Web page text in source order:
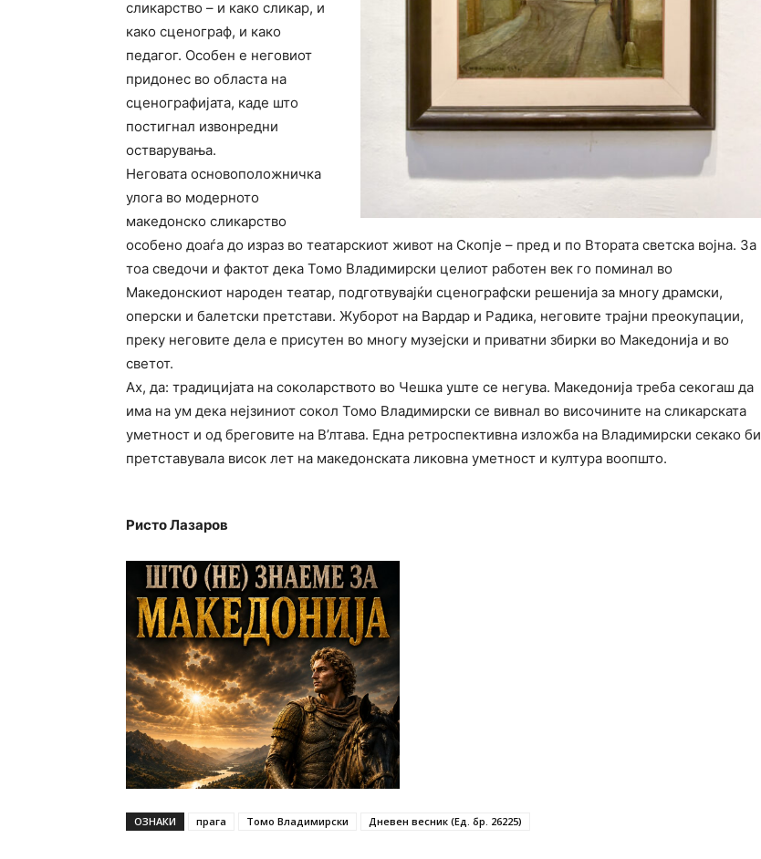
сликарство – и како сликар, и
како сценограф, и како
педагог. Особен е неговиот
придонес во областа на
сценографијата, каде што
постигнал извонредни
остварувања.
Неговата основоположничка
улога во модерното
македонско сликарство
особено доаѓа до израз во театарскиот живот на Скопје – пред и по Втората светска војна. За
тоа сведочи и фактот дека Томо Владимирски целиот работен век го поминал во
Македонскиот народен театар, подготвувајќи сценографски решенија за многу драмски,
оперски и балетски претстави. Жуборот на Вардар и Радика, неговите трајни преокупации,
преку неговите дела е присутен во многу музејски и приватни збирки во Македонија и во
светот.
Ах, да: традицијата на соколарството во Чешка уште се негува. Македонија треба секогаш да
има на ум дека нејзиниот сокол Томо Владимирски се вивнал во височините на сликарската
уметност и од бреговите на В’лтава. Една ретроспективна изложба на Владимирски секако би
претставувала висок лет на македонската ликовна уметност и култура воопшто.
Ристо Лазаров
ОЗНАКИ прага Томо Владимирски Дневен весник (Ед. бр. 26225)